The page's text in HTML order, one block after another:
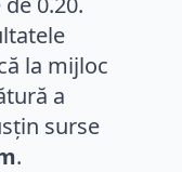
la mijloc
a
surse
.